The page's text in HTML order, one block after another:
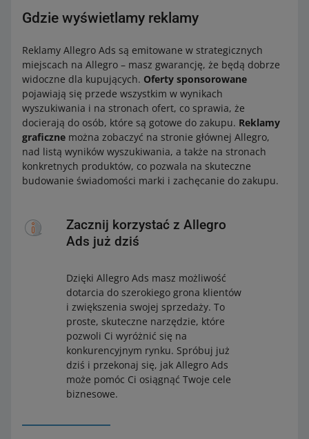
Gdzie wyświetlamy reklamy
Reklamy Allegro Ads są emitowane w strategicznych
miejscach na Allegro – masz gwarancję, że będą dobrze
widoczne dla kupujących. Oferty sponsorowane
pojawiają się przede wszystkim w wynikach
wyszukiwania i na stronach ofert, co sprawia, że
docierają do osób, które są gotowe do zakupu. Reklamy
graficzne można zobaczyć na stronie głównej Allegro,
nad listą wyników wyszukiwania, a także na stronach
konkretnych produktów, co pozwala na skuteczne
budowanie świadomości marki i zachęcanie do zakupu.
Zacznij korzystać z Allegro
Ads już dziś
Dzięki Allegro Ads masz możliwość
dotarcia do szerokiego grona klientów
i zwiększenia swojej sprzedaży. To
proste, skuteczne narzędzie, które
pozwoli Ci wyróżnić się na
konkurencyjnym rynku. Spróbuj już
dziś i przekonaj się, jak Allegro Ads
może pomóc Ci osiągnąć Twoje cele
biznesowe.